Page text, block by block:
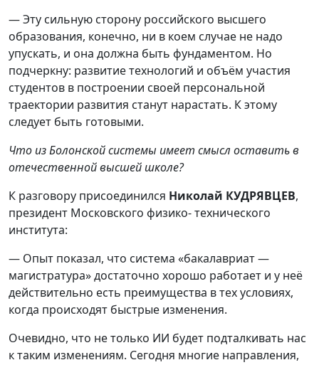
— Эту сильную сторону российского высшего
образования, конечно, ни в коем случае не надо
упускать, и она должна быть фундаментом. Но
подчеркну: развитие технологий и объём участия
студентов в построении своей персональной
траектории развития станут нарастать. К этому
следует быть готовыми.
Что из Болонской системы имеет смысл оставить в
отечественной высшей школе?
К разговору присоединился Николай КУДРЯВЦЕВ,
президент Московского физико- технического
института:
— Опыт показал, что система «бакалавриат —
магистратура» достаточно хорошо работает и у неё
действительно есть преимущества в тех условиях,
когда происходят быстрые изменения.
Очевидно, что не только ИИ будет подталкивать нас
к таким изменениям. Сегодня многие направления,